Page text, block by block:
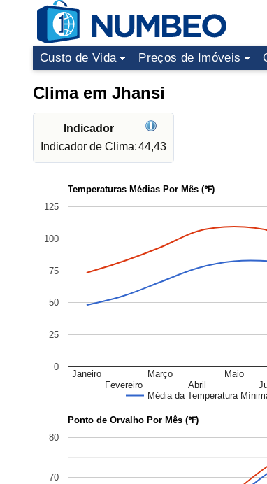
Custo de Vida Preços de Imóveis
Clima em Jhansi
Indicador
Indicador de Clima:44,43
Temperaturas Médias Por Mês (℉)
Média da Temperatura
Janeiro
Fevereiro
Março
Abril
Maio
0
25
50
75
100
125
Ponto de Orvalho Por Mês (℉)
70
80